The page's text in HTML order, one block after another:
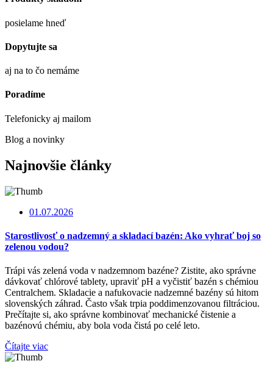
posielame hneď
Dopytujte sa
aj na to čo nemáme
Poradíme
Telefonicky aj mailom
Blog a novinky
Najnovšie články
01.07.2026
Starostlivosť o nadzemný a skladací bazén: Ako vyhrať boj so
zelenou vodou?
Trápi vás zelená voda v nadzemnom bazéne? Zistite, ako správne
dávkovať chlórové tablety, upraviť pH a vyčistiť bazén s chémiou
Centralchem. Skladacie a nafukovacie nadzemné bazény sú hitom
slovenských záhrad. Často však trpia poddimenzovanou filtráciou.
Prečítajte si, ako správne kombinovať mechanické čistenie a
bazénovú chémiu, aby bola voda čistá po celé leto.
Čítajte viac